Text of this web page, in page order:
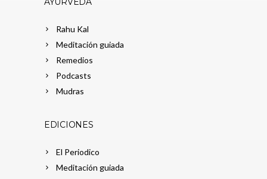
Rahu Kal
Meditación guiada
Remedios
Podcasts
Mudras
EDICIONES
El Periodico
Meditación guiada